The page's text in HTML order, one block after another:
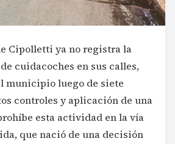
Cipolletti ya no registra la
cuidacoches en sus calles,
municipio luego de siete
controles y aplicación de una
esta actividad en la vía
que nació de una decisión